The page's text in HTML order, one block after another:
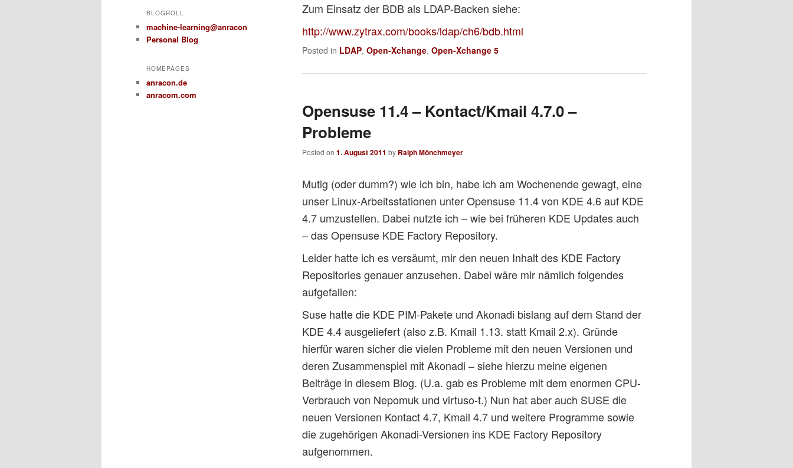
Zum Einsatz der BDB als LDAP-Backen siehe:
http://www.zytrax.com/books/ldap/ch6/bdb.html
Posted in LDAP, Open-Xchange, Open-Xchange 5
Opensuse 11.4 – Kontact/Kmail 4.7.0 –
Probleme
Posted on 1. August 2011 by Ralph Mönchmeyer
Mutig (oder dumm?) wie ich bin, habe ich am Wochenende gewagt, eine
unser Linux-Arbeitsstationen unter Opensuse 11.4 von KDE 4.6 auf KDE
4.7 umzustellen. Dabei nutzte ich – wie bei früheren KDE Updates auch
– das Opensuse KDE Factory Repository.
Leider hatte ich es versäumt, mir den neuen Inhalt des KDE Factory
Repositories genauer anzusehen. Dabei wäre mir nämlich folgendes
aufgefallen:
Suse hatte die KDE PIM-Pakete und Akonadi bislang auf dem Stand der
KDE 4.4 ausgeliefert (also z.B. Kmail 1.13. statt Kmail 2.x). Gründe
hierfür waren sicher die vielen Probleme mit den neuen Versionen und
deren Zusammenspiel mit Akonadi – siehe hierzu meine eigenen
Beiträge in diesem Blog. (U.a. gab es Probleme mit dem enormen CPU-
Verbrauch von Nepomuk und virtuso-t.) Nun hat aber auch SUSE die
neuen Versionen Kontact 4.7, Kmail 4.7 und weitere Programme sowie
die zugehörigen Akonadi-Versionen ins KDE Factory Repository
aufgenommen.
BLOGROLL
machine-learning@anracon
Personal Blog
HOMEPAGES
anracon.de
anracom.com